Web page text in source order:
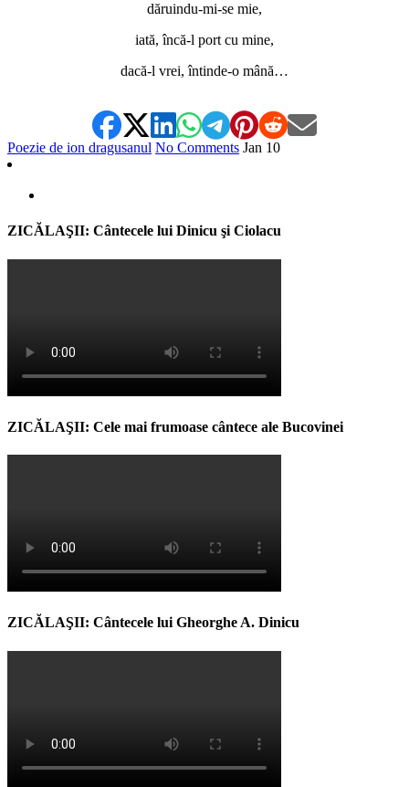
dăruindu-mi-se mie,
iată, încă-l port cu mine,
dacă-l vrei, întinde-o mână…
Poezie de ion dragusanul No Comments Jan 10
ZICĂLAŞII: Cântecele lui Dinicu şi Ciolacu
ZICĂLAŞII: Cele mai frumoase cântece ale Bucovinei
ZICĂLAŞII: Cântecele lui Gheorghe A. Dinicu